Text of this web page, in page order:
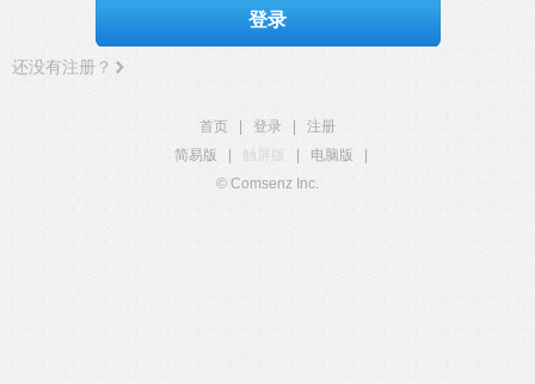
登录
还没有注册？
首页 登录
注册
简易版
触屏版 电脑版
© Comsenz Inc.